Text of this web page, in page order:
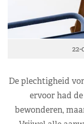
De plechtigheid
ervoor had
bewonderen,